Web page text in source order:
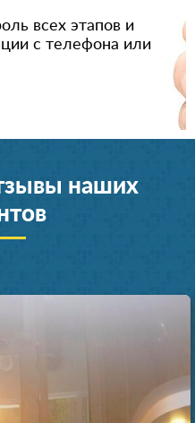
всех этапов и
с телефона или
наших